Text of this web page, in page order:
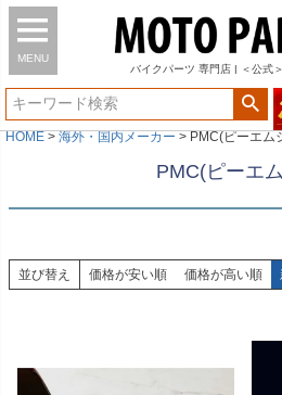
MENU
バイク パーツ 専門店 | ＜公式
HOME 海外・国内メーカー PMC(ピーエム
PMC(ピーエ
並び替え 価格が安い順 価格が高い順